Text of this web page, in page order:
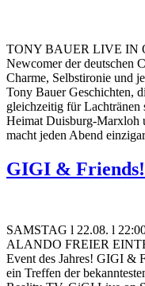
TONY BAUER LIVE IN
Newcomer der deutschen
Charme, Selbstironie und
Tony Bauer Geschichten,
gleichzeitig für
Heimat Duisburg-Marxloh
macht jeden Abend
GIGI & Friends!
SAMSTAG l 22.08. l
ALANDO FREIER
Event des Jahres! GIGI &
ein Treffen der